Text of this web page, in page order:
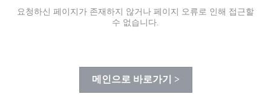
요청하신 페이지가 존재하지 않거나 페이지 오류로 인해 접근할
수 없습니다.
메인으로 바로가기 >